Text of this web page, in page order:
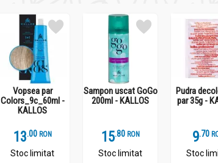
Vopsea par
Colors_9c_60ml -
KALLOS
13.0 RON
Stoc limitat
Sampon uscat GoGo
200ml - KALLOS
15.8 RON
Stoc limitat
Pudra
par 35g -
9.7
Stoc